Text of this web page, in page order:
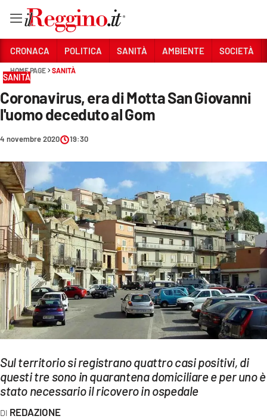
Sezioni
CRONACA
AMBIENTE
SOCIETÀ
CULTURA
ECONOMIA E LAVORO
EVENTI
SPORT
Streaming
LAC TV
LAC NETWORK
LAC ONAIR
CRONACA POLITICA SANITÀ AMBIENTE SOCIETÀ
HOME PAGE SANITÀ
SANITÀ
Coronavirus, era di Motta San Giovanni
l'uomo deceduto al Gom
4 novembre 2020 19:30
Sul territorio si registrano quattro casi positivi, di
questi tre sono in quarantena domiciliare e per uno è
stato necessario il ricovero in ospedale
REDAZIONE